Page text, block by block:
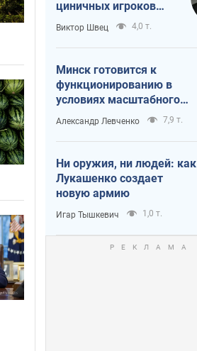
циничных игроков
или тайный план
Трампа и Путина?
Виктор Швец 4,0 т.
Минск готовится к
функционированию в
условиях масштабного
военного кризиса
Александр Левченко 7,9 т.
Ни оружия, ни людей: как
Лукашенко создает
новую армию
Игар Тышкевич 1,0 т.